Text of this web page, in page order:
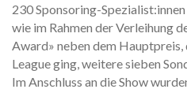
230 Sponsoring-
wie im Rahmen der Verleihung
Award» neben dem Hauptpreis,
League ging, weitere sieben
Im Anschluss an die Show